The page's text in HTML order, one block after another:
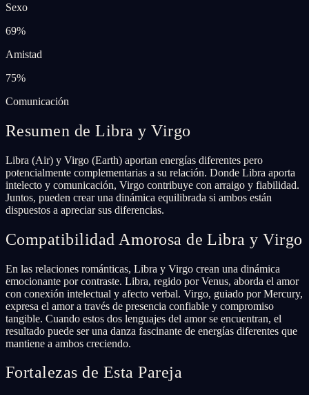
Sexo
69%
Amistad
75%
Comunicación
Resumen de Libra y Virgo
Libra (Air) y Virgo (Earth) aportan energías diferentes pero
potencialmente complementarias a su relación. Donde Libra aporta
intelecto y comunicación, Virgo contribuye con arraigo y fiabilidad.
Juntos, pueden crear una dinámica equilibrada si ambos están
dispuestos a apreciar sus diferencias.
Compatibilidad Amorosa de Libra y Virgo
En las relaciones románticas, Libra y Virgo crean una dinámica
emocionante por contraste. Libra, regido por Venus, aborda el amor
con conexión intelectual y afecto verbal. Virgo, guiado por Mercury,
expresa el amor a través de presencia confiable y compromiso
tangible. Cuando estos dos lenguajes del amor se encuentran, el
resultado puede ser una danza fascinante de energías diferentes que
mantiene a ambos creciendo.
Fortalezas de Esta Pareja